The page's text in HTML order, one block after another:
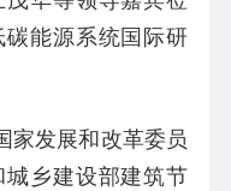
能源系统国际研
家发展和改革委员
乡建设部建筑节